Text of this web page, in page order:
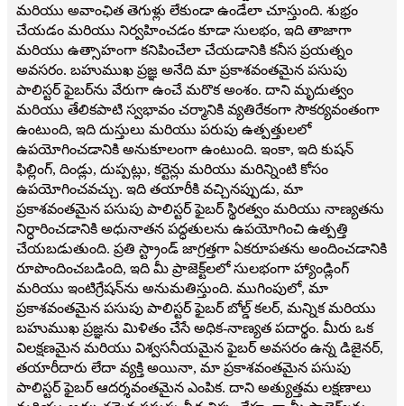
మరియు అవాంఛిత తెగుళ్లు లేకుండా ఉండేలా చూస్తుంది. శుభ్రం
చేయడం మరియు నిర్వహించడం కూడా సులభం, ఇది తాజాగా
మరియు ఉత్సాహంగా కనిపించేలా చేయడానికి కనీస ప్రయత్నం
అవసరం. బహుముఖ ప్రజ్ఞ అనేది మా ప్రకాశవంతమైన పసుపు
పాలిస్టర్ ఫైబర్‌ను వేరుగా ఉంచే మరొక అంశం. దాని మృదుత్వం
మరియు తేలికపాటి స్వభావం చర్మానికి వ్యతిరేకంగా సౌకర్యవంతంగా
ఉంటుంది, ఇది దుస్తులు మరియు పరుపు ఉత్పత్తులలో
ఉపయోగించడానికి అనుకూలంగా ఉంటుంది. ఇంకా, ఇది కుషన్
ఫిల్లింగ్, దిండ్లు, దుప్పట్లు, కర్టెన్లు మరియు మరిన్నింటి కోసం
ఉపయోగించవచ్చు. ఇది తయారీకి వచ్చినప్పుడు, మా
ప్రకాశవంతమైన పసుపు పాలిస్టర్ ఫైబర్ స్థిరత్వం మరియు నాణ్యతను
నిర్ధారించడానికి అధునాతన పద్ధతులను ఉపయోగించి ఉత్పత్తి
చేయబడుతుంది. ప్రతి స్ట్రాండ్ జాగ్రత్తగా ఏకరూపతను అందించడానికి
రూపొందించబడింది, ఇది మీ ప్రాజెక్ట్‌లలో సులభంగా హ్యాండ్లింగ్
మరియు ఇంటిగ్రేషన్‌ను అనుమతిస్తుంది. ముగింపులో, మా
ప్రకాశవంతమైన పసుపు పాలిస్టర్ ఫైబర్ బోల్డ్ కలర్, మన్నిక మరియు
బహుముఖ ప్రజ్ఞను మిళితం చేసే అధిక-నాణ్యత పదార్థం. మీరు ఒక
విలక్షణమైన మరియు విశ్వసనీయమైన ఫైబర్ అవసరం ఉన్న డిజైనర్,
తయారీదారు లేదా వ్యక్తి అయినా, మా ప్రకాశవంతమైన పసుపు
పాలిస్టర్ ఫైబర్ ఆదర్శవంతమైన ఎంపిక. దాని అత్యుత్తమ లక్షణాలు